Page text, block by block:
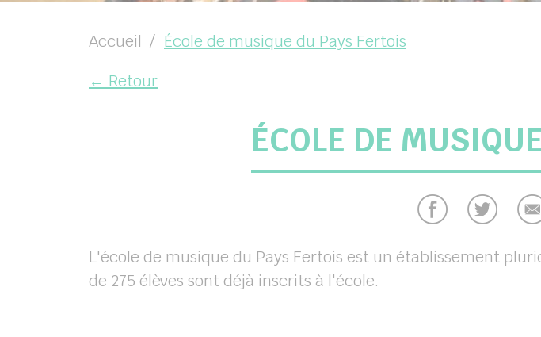
Accueil
École de musique du Pays Fertois
← Retour
ÉCOLE DE
L'école de musique du Pays Fertois est un établissement
de 275 élèves sont déjà inscrits à l'école.